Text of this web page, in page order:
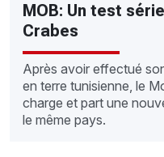
MOB: Un test
Crabes
Après avoir effectué
en terre tunisienne, le
charge et part une
le même pays.